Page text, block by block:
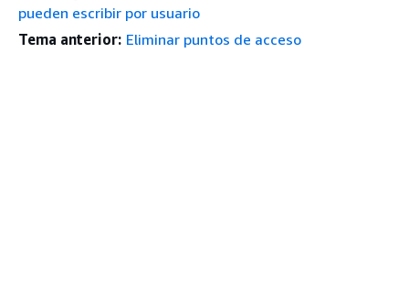
pueden escribir por usuario
Tema anterior: Eliminar puntos de acceso